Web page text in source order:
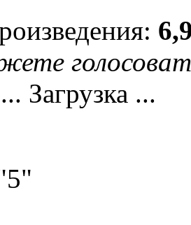
Загрузка ...